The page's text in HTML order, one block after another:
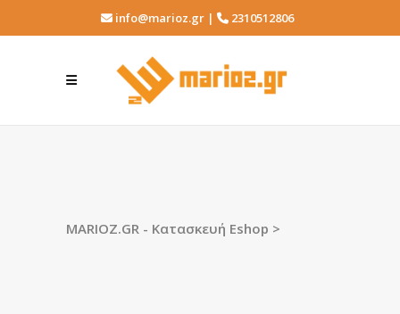
info@marioz.gr | 2310512806
MARIOZ.GR - Κατασκευή Eshop >